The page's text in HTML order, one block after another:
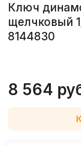
Ключ
щелчковый
8144830
8 564